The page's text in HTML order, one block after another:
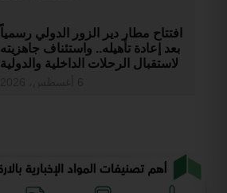
افتتاح مطار دير الزور الدولي رسمياً
بعد إعادة تأهيله.. واستئناف جاهزيته
لاستقبال الرحلات الداخلية والدولية